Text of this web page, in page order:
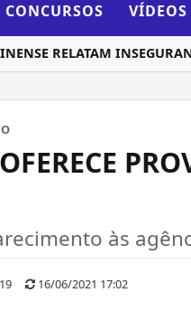
CONCURSOS VÍDEOS
RELATAM
às
16/06/2021 17:02